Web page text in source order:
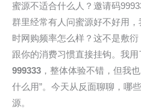
蜜源不适合什么人？邀请码
群里经常有人问蜜源好不好用
时网购频率怎么样？这不是敷
跟你的消费习惯直接挂钩。我
999333 ，整体体验不错，但我
什么用”。今天从反面聊聊，哪
源。